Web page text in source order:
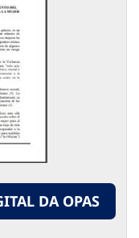
DA OPAS